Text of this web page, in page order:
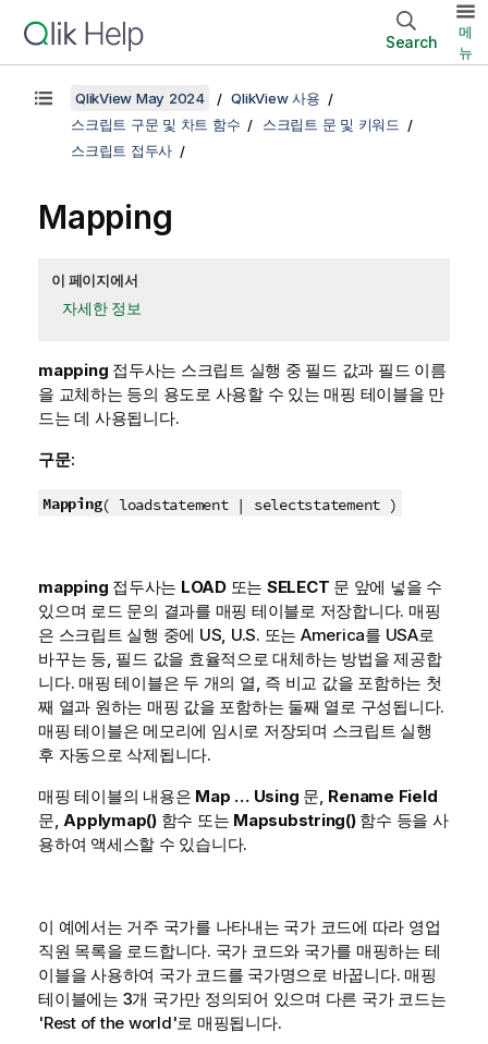
Search
메
뉴
QlikView May 2024
QlikView 사용
스크립트 구문 및 차트 함수
스크립트 문 및 키워드
스크립트 접두사
Mapping
이 페이지에서
자세한 정보
mapping 접두사는 스크립트 실행 중 필드 값과 필드 이름
을 교체하는 등의 용도로 사용할 수 있는 매핑 테이블을 만
드는 데 사용됩니다.
구문:
Mapping( loadstatement | selectstatement )
mapping 접두사는 LOAD또는 SELECT 문 앞에 넣을 수
있으며 로드 문의 결과를 매핑 테이블로 저장합니다. 매핑
은 스크립트 실행 중에 US, U.S. 또는 America를 USA로
바꾸는 등, 필드 값을 효율적으로 대체하는 방법을 제공합
니다. 매핑 테이블은 두 개의 열, 즉 비교 값을 포함하는 첫
째 열과 원하는 매핑 값을 포함하는 둘째 열로 구성됩니다.
매핑 테이블은 메모리에 임시로 저장되며 스크립트 실행
후 자동으로 삭제됩니다.
매핑 테이블의 내용은 Map … Using 문, Rename Field
문, Applymap()함수 또는 Mapsubstring()함수 등을 사
용하여 액세스할 수 있습니다.
이 예에서는 거주 국가를 나타내는 국가 코드에 따라 영업
직원 목록을 로드합니다. 국가 코드와 국가를 매핑하는 테
이블을 사용하여 국가 코드를 국가명으로 바꿉니다. 매핑
테이블에는 3개 국가만 정의되어 있으며 다른 국가 코드는
'Rest of the world'로 매핑됩니다.